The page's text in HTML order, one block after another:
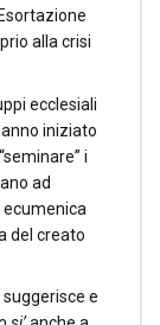
alla crisi
ecclesiali
iniziato
i
ad
del creato
e